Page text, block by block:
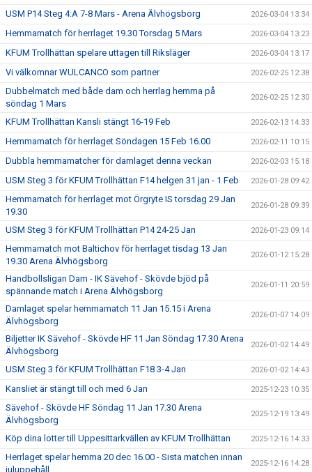
USM P14 Steg 4:A 7-8 Mars - Arena Älvhögsborg 2026-03-04 13:34
Hemmamatch för herrlaget 19.30 Torsdag 5 Mars 2026-03-04 13:23
KFUM Trollhättan spelare uttagen till Riksläger 2026-03-04 13:17
Vi välkomnar WULCANCO som partner 2026-02-25 12:38
Dubbelmatch med både dam och herrlag hemma på
söndag 1 Mars
2026-02-25 12:30
KFUM Trollhättan Kansli stängt 16-19 Feb 2026-02-13 14:33
Hemmamatch för herrlaget Söndagen 15 Feb 16.00 2026-02-11 10:15
Dubbla hemmamatcher för damlaget denna veckan 2026-02-03 15:18
USM Steg 3 för KFUM Trollhättan F14 helgen 31 jan - 1 Feb 2026-01-28 09:42
Hemmamatch för herrlaget mot Örgryte IS torsdag 29 Jan
19.30
2026-01-28 09:39
USM Steg 3 för KFUM Trollhättan P14 24-25 Jan 2026-01-23 09:14
Hemmamatch mot Baltichov för herrlaget tisdag 13 Jan
19.30 Arena Älvhögsborg
2026-01-12 15:28
Handbollsligan Dam - IK Sävehof - Skövde bjöd på
spännande match i Arena Älvhögsborg
2026-01-11 20:59
Damlaget spelar hemmamatch 11 Jan 15.15 i Arena
Älvhögsborg
2026-01-07 14:09
Biljetter IK Sävehof - Skövde HF 11 Jan Söndag 17.30 Arena
Älvhögsborg
2026-01-02 14:49
USM Steg 3 för KFUM Trollhättan F18 3-4 Jan 2026-01-02 14:43
Kansliet är stängt till och med 6 Jan 2025-12-23 10:35
Sävehof - Skövde HF Söndag 11 Jan 17.30 Arena
Älvhögsborg
2025-12-19 13:49
Köp dina lotter till Uppesittarkvällen av KFUM Trollhättan 2025-12-16 14:33
Herrlaget spelar hemma 20 dec 16.00 - Sista matchen innan
juluppehåll
2025-12-16 14:28